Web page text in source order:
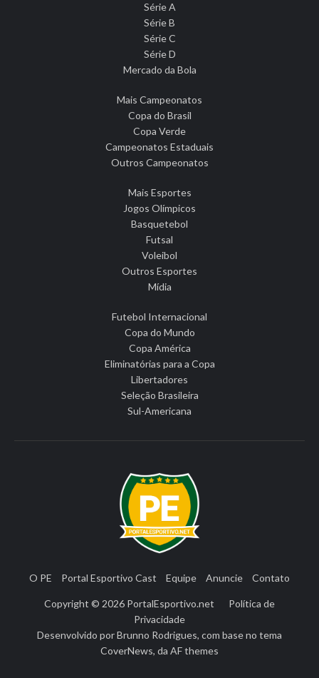
Série A
Série B
Série C
Série D
Mercado da Bola
Mais Campeonatos
Copa do Brasil
Copa Verde
Campeonatos Estaduais
Outros Campeonatos
Mais Esportes
Jogos Olímpicos
Basquetebol
Futsal
Voleibol
Outros Esportes
Mídia
Futebol Internacional
Copa do Mundo
Copa América
Eliminatórias para a Copa
Libertadores
Seleção Brasileira
Sul-Americana
O PE Portal Esportivo Cast Equipe Anuncie Contato
Copyright © 2026 PortalEsportivo.net
Política de
Privacidade
Desenvolvido porBrunno Rodrigues, com base no tema
CoverNews, da AF themes